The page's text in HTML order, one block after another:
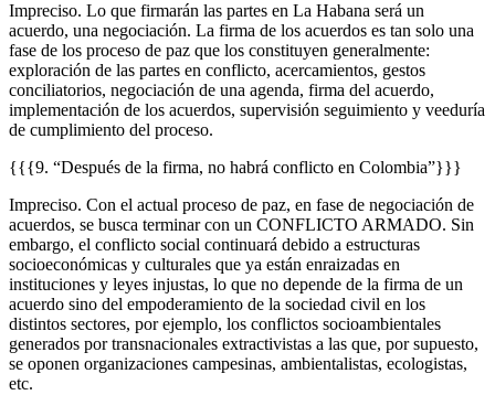
Impreciso. Lo que firmarán las partes en La Habana será un
acuerdo, una negociación. La firma de los acuerdos es tan solo una
fase de los proceso de paz que los constituyen generalmente:
exploración de las partes en conflicto, acercamientos, gestos
conciliatorios, negociación de una agenda, firma del acuerdo,
implementación de los acuerdos, supervisión seguimiento y veeduría
de cumplimiento del proceso.
{{{9. “Después de la firma, no habrá conflicto en Colombia”}}}
Impreciso. Con el actual proceso de paz, en fase de negociación de
acuerdos, se busca terminar con un CONFLICTO ARMADO. Sin
embargo, el conflicto social continuará debido a estructuras
socioeconómicas y culturales que ya están enraizadas en
instituciones y leyes injustas, lo que no depende de la firma de un
acuerdo sino del empoderamiento de la sociedad civil en los
distintos sectores, por ejemplo, los conflictos socioambientales
generados por transnacionales extractivistas a las que, por supuesto,
se oponen organizaciones campesinas, ambientalistas, ecologistas,
etc.